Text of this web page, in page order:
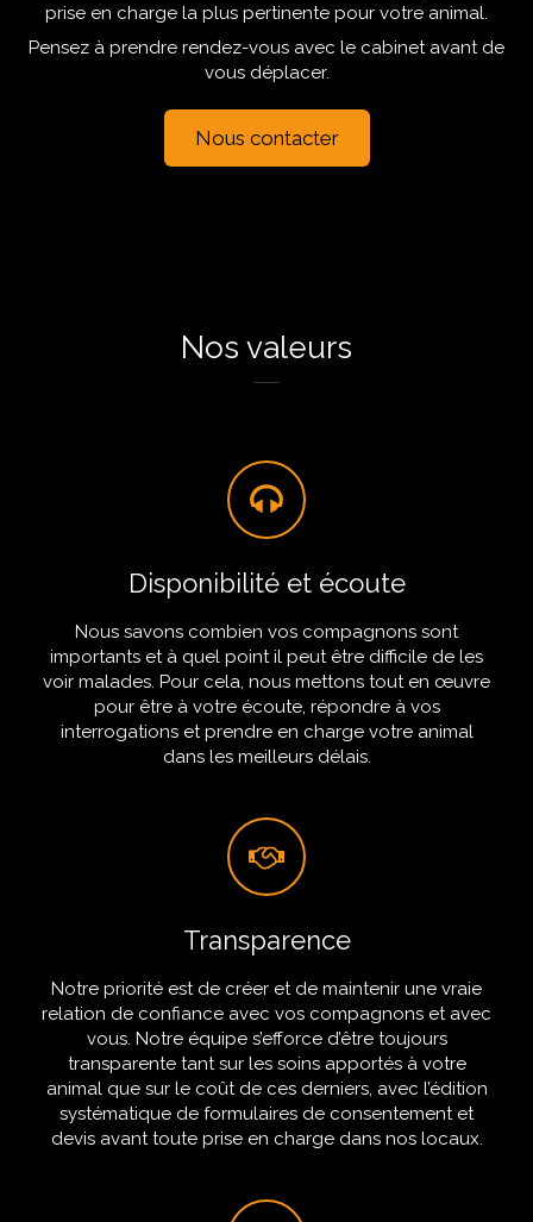
prise en charge la plus pertinente pour votre animal.
Pensez à prendre rendez-vous avec le cabinet avant de
vous déplacer.
Nous contacter
Nos valeurs
Disponibilité et écoute
Nous savons combien vos compagnons sont
importants et à quel point il peut être difficile de les
voir malades. Pour cela, nous mettons tout en œuvre
pour être à votre écoute, répondre à vos
interrogations et prendre en charge votre animal
dans les meilleurs délais.
Transparence
Notre priorité est de créer et de maintenir une vraie
relation de confiance avec vos compagnons et avec
vous. Notre équipe s’efforce d’être toujours
transparente tant sur les soins apportés à votre
animal que sur le coût de ces derniers, avec l’édition
systématique de formulaires de consentement et
devis avant toute prise en charge dans nos locaux.